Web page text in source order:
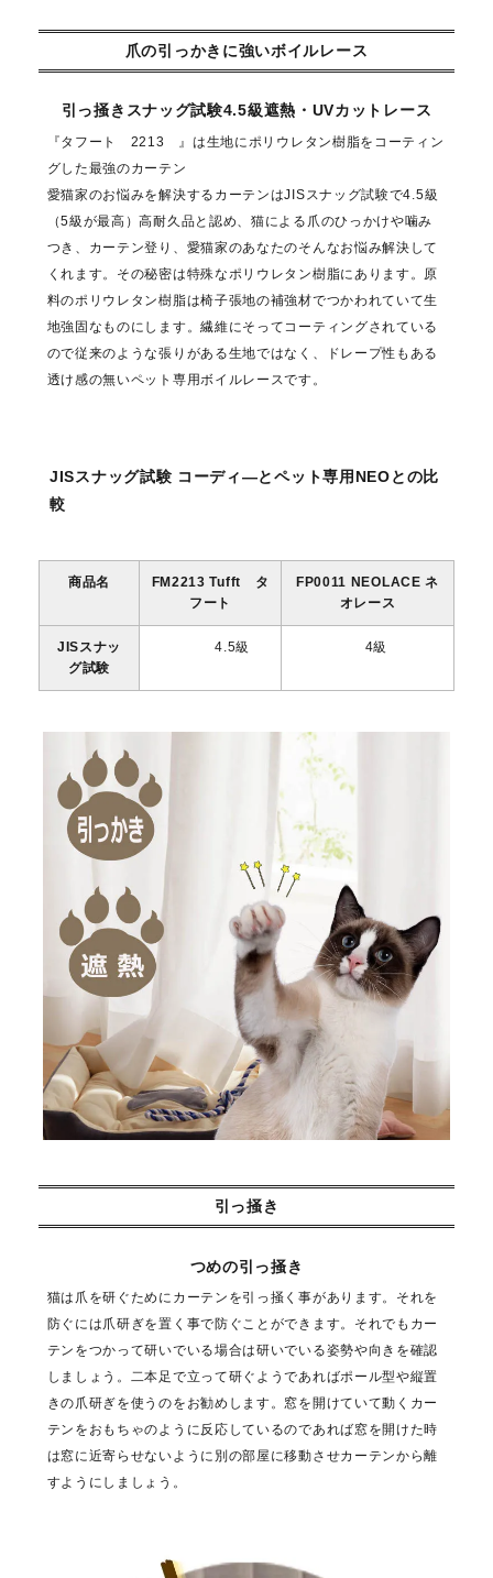
爪の引っかきに強いボイルレース
引っ掻きスナッグ試験4.5級遮熱・UVカットレース
『タフート 2213 』は生地にポリウレタン樹脂をコーティン
グした最強のカーテン
愛猫家のお悩みを解決するカーテンはJISスナッグ試験で4.5級
（5級が最高）高耐久品と認め、猫による爪のひっかけや噛み
つき、カーテン登り、愛猫家のあなたのそんなお悩み解決して
くれます。その秘密は特殊なポリウレタン樹脂にあります。原
料のポリウレタン樹脂は椅子張地の補強材でつかわれていて生
地強固なものにします。繊維にそってコーティングされている
ので従来のような張りがある生地ではなく、ドレープ性もある
透け感の無いペット専用ボイルレースです。
JISスナッグ試験 コーディ―とペット専用NEOとの比
較
商品名
FM2213 Tufft タ
フート
FP0011 NEOLACE ネ
オレース
JISスナッ
グ試験
4.5級 4級
引っ掻き
つめの引っ掻き
猫は爪を研ぐためにカーテンを引っ掻く事があります。それを
防ぐには爪研ぎを置く事で防ぐことができます。それでもカー
テンをつかって研いでいる場合は研いでいる姿勢や向きを確認
しましょう。二本足で立って研ぐようであればポール型や縦置
きの爪研ぎを使うのをお勧めします。窓を開けていて動くカー
テンをおもちゃのように反応しているのであれば窓を開けた時
は窓に近寄らせないように別の部屋に移動させカーテンから離
すようにしましょう。